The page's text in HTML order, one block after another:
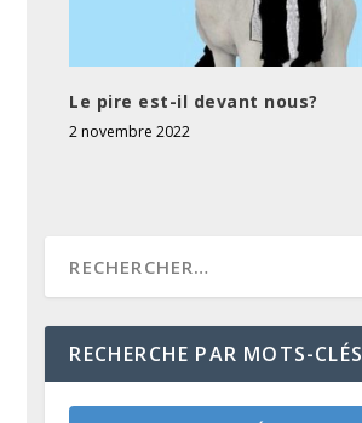
Le pire est-il devant nous?
2 novembre 2022
RECHERCHE PAR MOTS-CLÉS